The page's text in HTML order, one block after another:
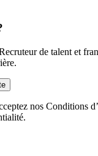
de talent et
nos Conditions